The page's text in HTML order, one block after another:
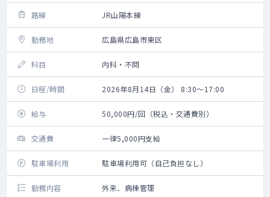
路線 JR山陽本線
勤務地 広島県広島市東区
科目 内科・不問
日程/時間 2026年8月14日（金） 8:30～17:00
給与 50,000円/回（税込・交通費別）
交通費 一律5,000円支給
駐車場利用 駐車場利用可（自己負担なし）
勤務内容 外来、病棟管理